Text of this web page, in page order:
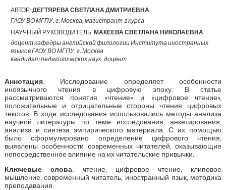
АВТОР:ДЕГТЯРЕВА СВЕТЛАНА ДМИТРИЕВНА
ГАОУ ВО МГПУ, г. Москва, магистрант 1 курса
НАУЧНЫЙ РУКОВОДИТЕЛЬ:МАКЕЕВА СВЕТЛАНА НИКОЛАЕВНА
доцент кафедры английской филологии Института иностранных
языков ГАОУ ВО МГПУ, г. Москва
кандидат педагогических наук, доцент
Аннотация. Исследование определяет особенности
иноязычного чтения в цифровую эпоху. В статье
рассматриваются понятия «чтение» и «цифровое чтение»,
положительные и отрицательные стороны чтения цифровых
текстов. В ходе исследования использовались методы анализа
научной литературы по теме исследования, анкетирования,
анализа и синтеза эмпирического материала. С их помощью
было сформулировано определение цифрового чтения,
выявлены особенности современных читателей, оказывающие
непосредственное влияние на их читательские привычки.
Ключевые слова: чтение, цифровое чтение, клиповое
мышление, современный читатель, иностранный язык, методика
преподавания.